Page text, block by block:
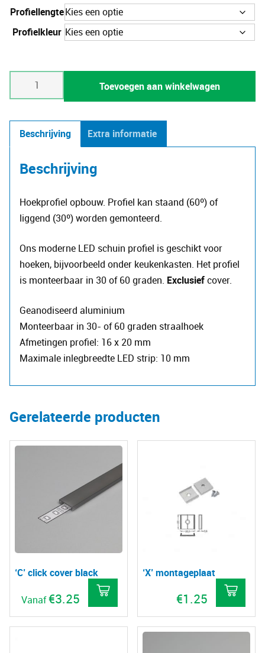
Profiellengte
Profielkleur
Toevoegen aan winkelwagen
Beschrijving Extra informatie
Beschrijving
Hoekprofiel opbouw. Profiel kan staand (60º) of
liggend (30º) worden gemonteerd.
Ons moderne LED schuin profiel is geschikt voor
hoeken, bijvoorbeeld onder keukenkasten. Het profiel
is monteerbaar in 30 of 60 graden. Exclusiefcover.
Geanodiseerd aluminium
Monteerbaar in 30- of 60 graden straalhoek
Afmetingen profiel: 16 x 20 mm
Maximale inlegbreedte LED strip: 10 mm
Gerelateerde producten
‘C’ click cover black
Vanaf€3.25
Dit
product
‘X’ montageplaat
€1.25